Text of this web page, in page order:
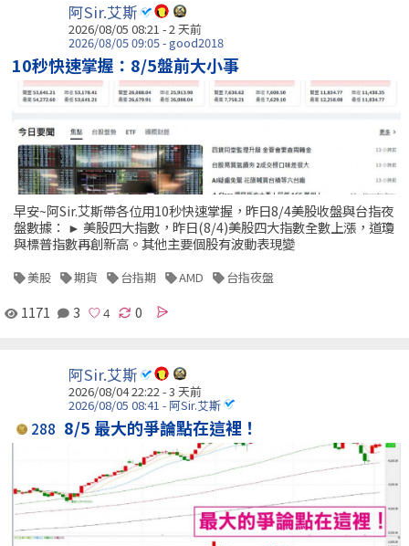
阿Sir.艾斯
2026/08/05 08:21 - 2 天前
2026/08/05 09:05 - good2018
10秒快速掌握：8/5盤前大小事
早安~阿Sir.艾斯帶各位用10秒快速掌握，昨日8/4美股收盤與台指夜
盤數據： ► 美股四大指數，昨日(8/4)美股四大指數全數上漲，道瓊
與標普指數再創新高。其他主要個股有波動表現變
美股 期貨 台指期 AMD 台指夜盤
1171 3 0
阿Sir.艾斯
2026/08/04 22:22 - 3 天前
2026/08/05 08:41 - 阿Sir.艾斯
288 8/5 最大的爭論點在這裡！